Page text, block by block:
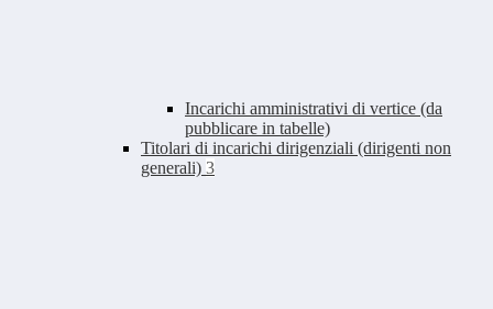
Incarichi amministrativi di vertice (da
pubblicare in tabelle)
Titolari di incarichi dirigenziali (dirigenti non
generali) 3